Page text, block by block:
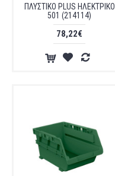
ΠΛΥΣΤΙΚΟ PLUS ΗΛΕΚΤΡΙΚΟ
501 (214114)
78,22€